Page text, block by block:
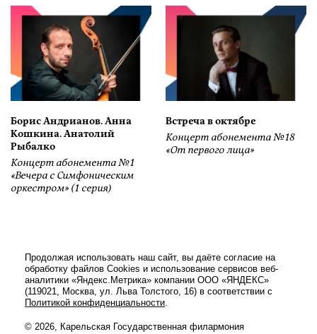
Борис Андрианов. Анна
Кошкина. Анатолий
Рыбалко
Концерт абонемента №1
«Вечера с Симфоническим
оркестром» (1 серия)
Встреча в октябре
Концерт абонемента №18
«От первого лица»
Продолжая использовать наш сайт, вы даёте согласие на
обработку файлов Cookies и использование сервисов веб-
аналитики «Яндекс.Метрика» компании ООО «ЯНДЕКС»
(119021, Москва, ул. Льва Толстого, 16) в соответствии с
Политикой конфиденциальности.
© 2026, Карельская Государственная филармония